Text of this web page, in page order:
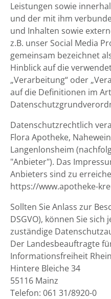
Leistungen sowie
und der mit ihm
und Inhalten sowie
z.B. unser Social Media
gemeinsam bezeichnet
Hinblick auf die
„Verarbeitung“ oder
auf die Definitionen im
Datenschutzrechtlich
Flora Apotheke,
Langenlonsheim
"Anbieter"). Das
Anbieters sind zu
https://www.apotheke-
Sollten Sie Anlass zur
DSGVO), können Sie
zuständige
Der Landesbeauftragte
Informationsfreiheit
Hintere Bleiche 34
55116 Mainz
Telefon: 061 31/8920-0